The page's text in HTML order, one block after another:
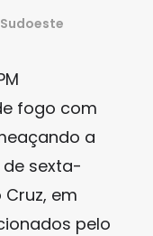
fogo com
a
sexta-
em
pelo